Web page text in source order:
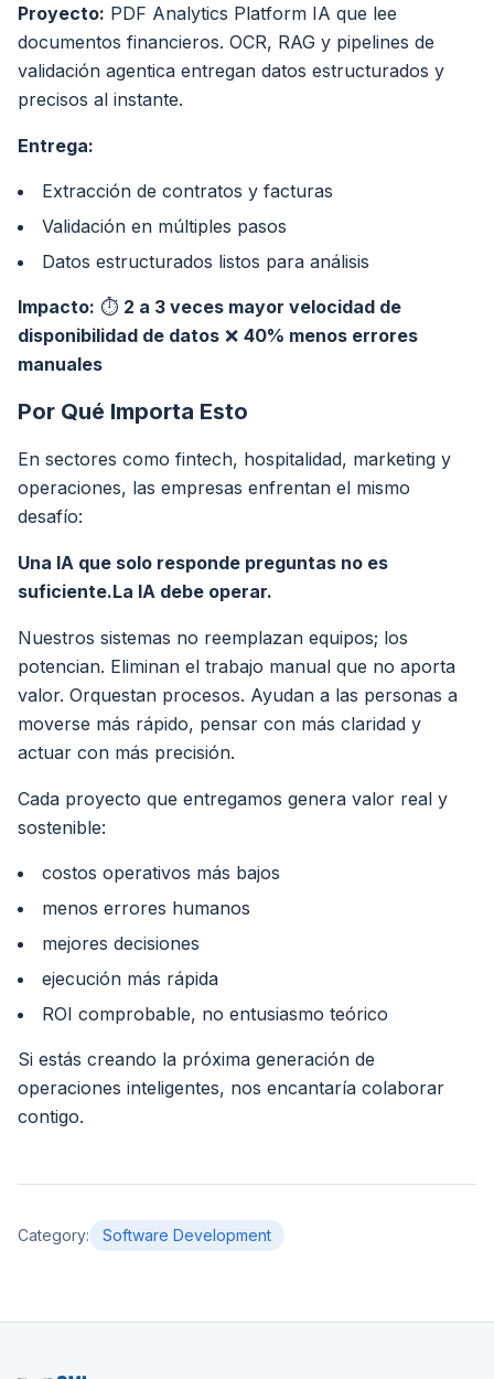
Proyecto: PDF Analytics Platform IA que lee
documentos financieros. OCR, RAG y pipelines de
validación agentica entregan datos estructurados y
precisos al instante.
Entrega:
Extracción de contratos y facturas
Validación en múltiples pasos
Datos estructurados listos para análisis
Impacto: ⏱ 2 a 3 veces mayor velocidad de
disponibilidad de datos ❌ 40% menos errores
manuales
Por Qué Importa Esto
En sectores como fintech, hospitalidad, marketing y
operaciones, las empresas enfrentan el mismo
desafío:
Una IA que solo responde preguntas no es
suficiente.La IA debe operar.
Nuestros sistemas no reemplazan equipos; los
potencian. Eliminan el trabajo manual que no aporta
valor. Orquestan procesos. Ayudan a las personas a
moverse más rápido, pensar con más claridad y
actuar con más precisión.
Cada proyecto que entregamos genera valor real y
sostenible:
costos operativos más bajos
menos errores humanos
mejores decisiones
ejecución más rápida
ROI comprobable, no entusiasmo teórico
Si estás creando la próxima generación de
operaciones inteligentes, nos encantaría colaborar
contigo.
Category: Software Development